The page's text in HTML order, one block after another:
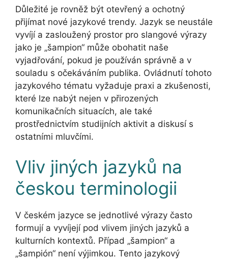
Důležité je rovněž být otevřený a ochotný
přijímat nové jazykové trendy. Jazyk se neustále
vyvíjí a zasloužený prostor pro slangové výrazy
jako je „šampion“ může obohatit naše
vyjadřování, pokud je používán správně a v
souladu s očekáváním publika. Ovládnutí tohoto
jazykového tématu vyžaduje praxi a zkušenosti,
které lze nabýt nejen v přirozených
komunikačních situacích, ale také
prostřednictvím studijních aktivit a diskusí s
ostatními mluvčími.
Vliv jiných jazyků na
českou terminologii
V českém jazyce se jednotlivé výrazy často
formují a vyvíjejí pod vlivem jiných jazyků a
kulturních kontextů. Případ „šampion“ a
„šampión“ není výjimkou. Tento jazykový